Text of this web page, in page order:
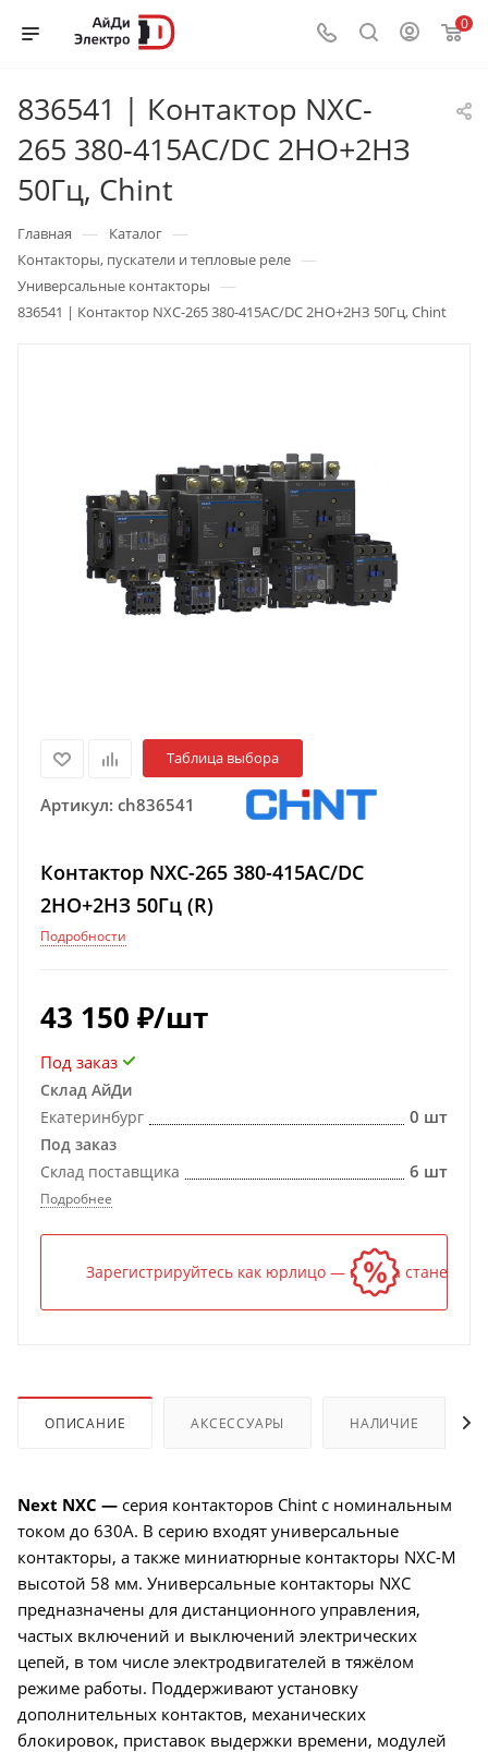
0
836541 | Контактор NXC-
265 380-415AC/DC 2НО+2НЗ
50Гц, Chint
Главная — Каталог —
Контакторы, пускатели и тепловые реле —
Универсальные контакторы —
836541 | Контактор NXC-265 380-415AC/DC 2НО+2НЗ 50Гц, Chint
Таблица выбора
Артикул: ch836541
Контактор NXC-265 380-415AC/DC
2НО+2НЗ 50Гц (R)
Подробности
43 150 ₽/шт
Под заказ
Склад АйДи
Екатеринбург
0 шт
Под заказ
Склад поставщика
6 шт
Подробнее
Зарегистрируйтесь как юрлицо — и цена станет
ОПИСАНИЕ АКСЕССУАРЫ НАЛИЧИЕ
Next NXC — серия контакторов Chint с номинальным
током до 630А. В серию входят универсальные
контакторы, а также миниатюрные контакторы NXC-M
высотой 58 мм. Универсальные контакторы NXC
предназначены для дистанционного управления,
частых включений и выключений электрических
цепей, в том числе электродвигателей в тяжёлом
режиме работы. Поддерживают установку
дополнительных контактов, механических
блокировок, приставок выдержки времени, модулей